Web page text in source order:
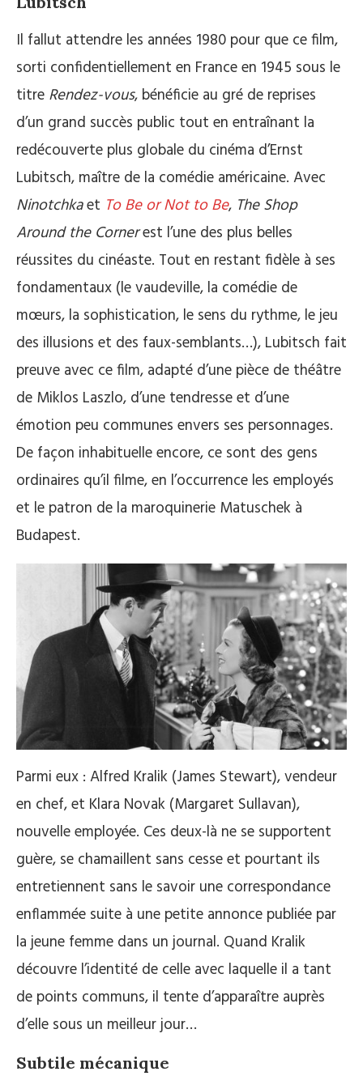
Il fallut attendre les années 1980 pour que ce film,
sorti confidentiellement en France en 1945 sous le
titre Rendez-vous, bénéficie au gré de reprises
d’un grand succès public tout en entraînant la
redécouverte plus globale du cinéma d’Ernst
Lubitsch, maître de la comédie américaine. Avec
Ninotchkaet To Be or Not to Be, The Shop
Around the Cornerest l’une des plus belles
réussites du cinéaste. Tout en restant fidèle à ses
fondamentaux (le vaudeville, la comédie de
mœurs, la sophistication, le sens du rythme, le jeu
des illusions et des faux-semblants…), Lubitsch fait
preuve avec ce film, adapté d’une pièce de théâtre
de Miklos Laszlo, d’une tendresse et d’une
émotion peu communes envers ses personnages.
De façon inhabituelle encore, ce sont des gens
ordinaires qu’il filme, en l’occurrence les employés
et le patron de la maroquinerie Matuschek à
Budapest.
Parmi eux : Alfred Kralik (James Stewart), vendeur
en chef, et Klara Novak (Margaret Sullavan),
nouvelle employée. Ces deux-là ne se supportent
guère, se chamaillent sans cesse et pourtant ils
entretiennent sans le savoir une correspondance
enflammée suite à une petite annonce publiée par
la jeune femme dans un journal. Quand Kralik
découvre l’identité de celle avec laquelle il a tant
de points communs, il tente d’apparaître auprès
d’elle sous un meilleur jour…
Subtile mécanique